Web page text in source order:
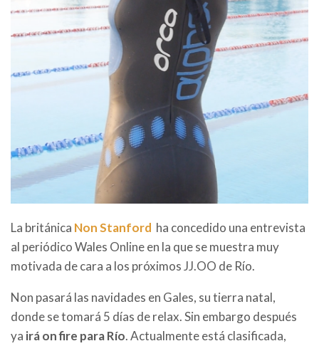
La británica Non Stanford ha concedido una entrevista
al periódico Wales Online en la que se muestra muy
motivada de cara a los próximos JJ.OO de Río.
Non pasará las navidades en Gales, su tierra natal,
donde se tomará 5 días de relax. Sin embargo después
ya irá on fire para Río. Actualmente está clasificada,